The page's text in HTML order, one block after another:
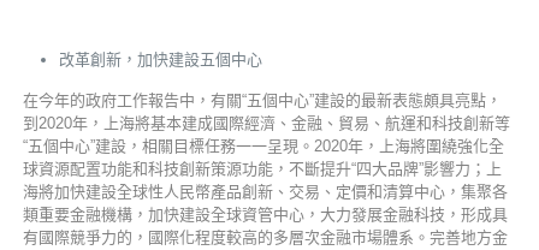
改革創新，加快建設五個中心
在今年的政府工作報告中，有關“五個中心”建設的最新表態頗具亮點，
到2020年，上海將基本建成國際經濟、金融、貿易、航運和科技創新等
“五個中心”建設，相關目標任務一一呈現。2020年，上海將圍繞強化全
球資源配置功能和科技創新策源功能，不斷提升“四大品牌”影響力；上
海將加快建設全球性人民幣產品創新、交易、定價和清算中心，集聚各
類重要金融機構，加快建設全球資管中心，大力發展金融科技，形成具
有國際競爭力的，國際化程度較高的多層次金融市場體系。完善地方金